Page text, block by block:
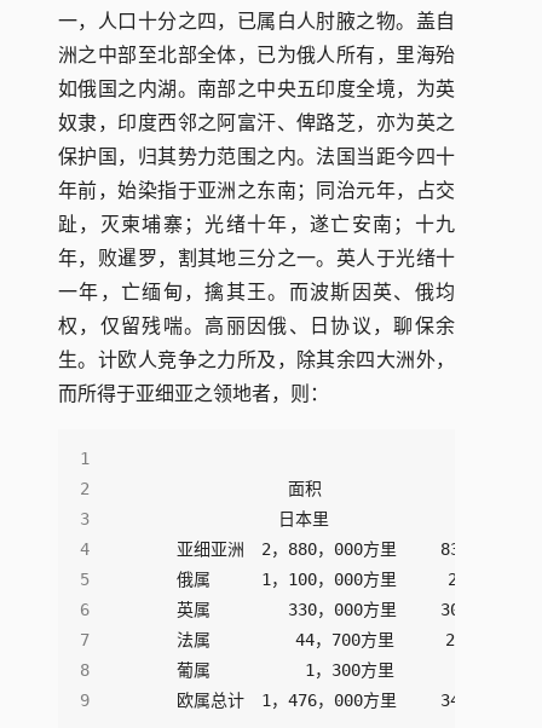
一，人口十分之四，已属白人肘腋之物。盖自
洲之中部至北部全体，已为俄人所有，里海殆
如俄国之内湖。南部之中央五印度全境，为英
奴隶，印度西邻之阿富汗、俾路芝，亦为英之
保护国，归其势力范围之内。法国当距今四十
年前，始染指于亚洲之东南；同治元年，占交
趾，灭柬埔寨；光绪十年，遂亡安南；十九
年，败暹罗，割其地三分之一。英人于光绪十
一年，亡缅甸，擒其王。而波斯因英、俄均
权，仅留残喘。高丽因俄、日协议，聊保余
生。计欧人竞争之力所及，除其余四大洲外，
而所得于亚细亚之领地者，则：
3
4
5
6
7
8
9
欧属总计　1，476，000方里　　 343，000，